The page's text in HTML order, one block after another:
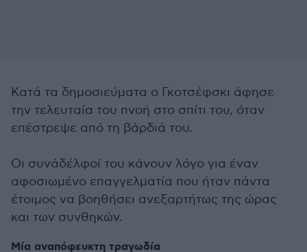
Κατά τα δημοσιεύματα ο Γκοτσέφσκι άφησε
την τελευταία του πνοή στο σπίτι του, όταν
επέστρεψε από τη βάρδιά του.
Οι συνάδέλφοί του κάνουν λόγο για έναν
αφοσιωμένο επαγγελματία που ήταν πάντα
έτοιμος να βοηθήσει ανεξαρτήτως της ώρας
και των συνθηκών.
Μία αναπόφευκτη τραγωδία